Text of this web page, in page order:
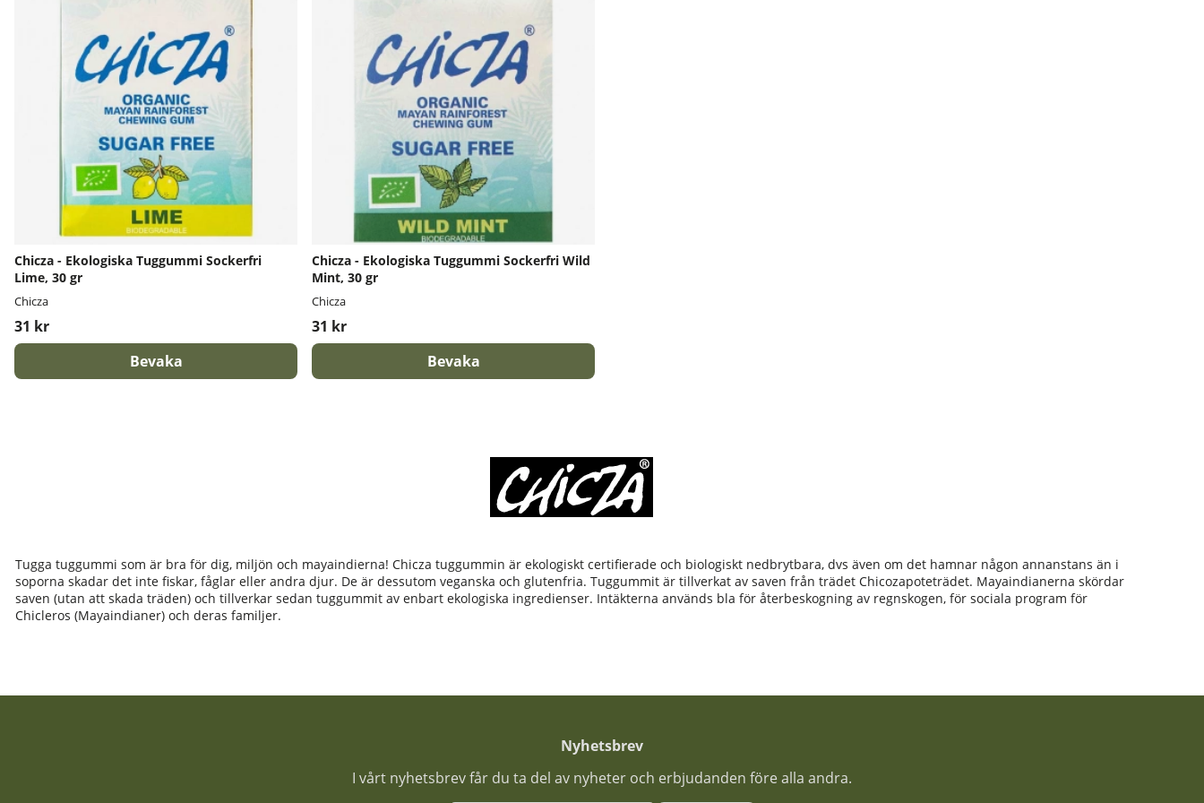
Chicza - Ekologiska Tuggummi Sockerfri
Lime, 30 gr
Chicza
31 kr
Bevaka
Chicza - Ekologiska Tuggummi Sockerfri Wild
Mint, 30 gr
Chicza
31 kr
Bevaka
Tugga tuggummi som är bra för dig, miljön och mayaindierna! Chicza tuggummin är ekologiskt certifierade och biologiskt nedbrytbara, dvs även om det hamnar någon annanstans än i
soporna skadar det inte fiskar, fåglar eller andra djur. De är dessutom veganska och glutenfria. Tuggummit är tillverkat av saven från trädet Chicozapoteträdet. Mayaindianerna skördar
saven (utan att skada träden) och tillverkar sedan tuggummit av enbart ekologiska ingredienser. Intäkterna används bla för återbeskogning av regnskogen, för sociala program för
Chicleros (Mayaindianer) och deras familjer.
Nyhetsbrev
I vårt nyhetsbrev får du ta del av nyheter och erbjudanden före alla andra.